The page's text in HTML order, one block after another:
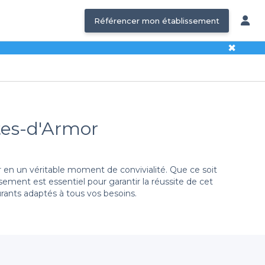
Référencer mon établissement
✖
d'Armor
un véritable moment de convivialité. Que ce soit
est essentiel pour garantir la réussite de cet
adaptés à tous vos besoins.
en vous offrant une
référencé pour vous des établissements qui